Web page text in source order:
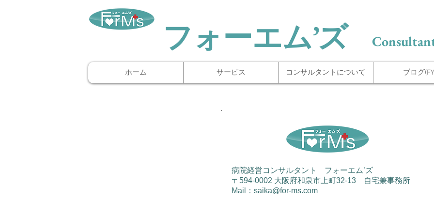
​フォーエム’ズ
ホーム サービス コンサルタントについて ブログ
病院経営コンサルタント フォーエム’ズ
〒594-0002 大阪府和泉市上町32-13 自宅兼事務所
Mail： saika@for-ms.com